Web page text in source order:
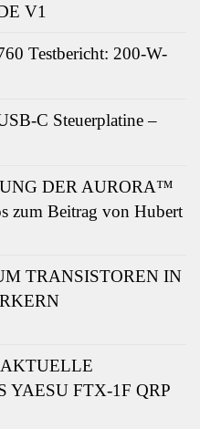
V1
Testbericht: 200-W-
C Steuerplatine –
DER AURORA™
zum Beitrag von Hubert
TRANSISTOREN IN
AKTUELLE
YAESU FTX-1F QRP